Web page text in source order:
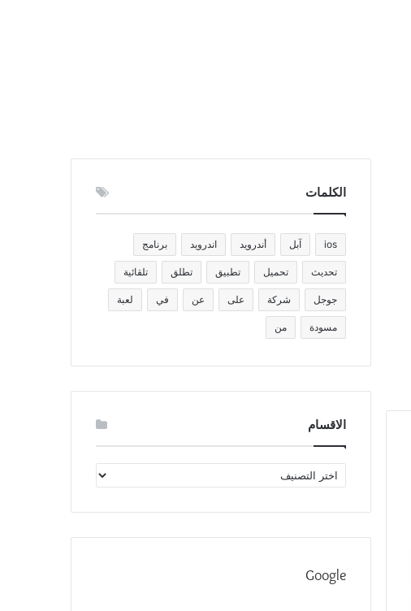
الكلمات
ios آبل أندرويد اندرويد برنامج
تحديث تحميل تطبيق تطلق تلقائية
جوجل شركة على عن في لعبة
مسودة من
الاقسام
الاقسام
Google